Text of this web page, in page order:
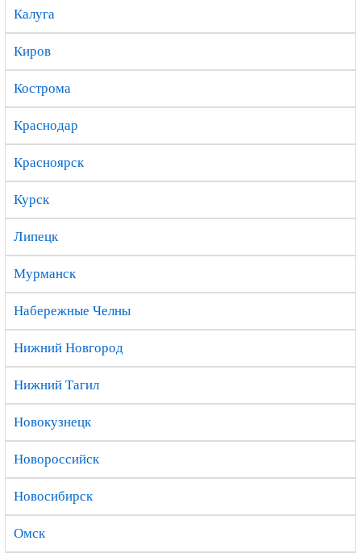
Калуга
Киров
Кострома
Краснодар
Красноярск
Курск
Липецк
Мурманск
Набережные Челны
Нижний Новгород
Нижний Тагил
Новокузнецк
Новороссийск
Новосибирск
Омск